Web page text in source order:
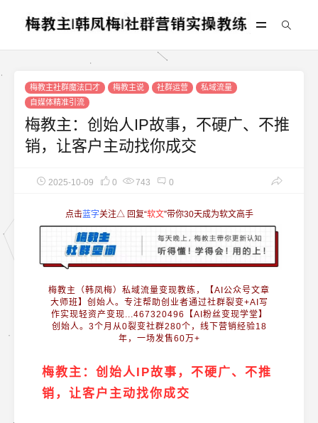
梅教主社群魔法口才 梅教主说 社群运营
私域流量
自媒体精准引流
梅教主：创始人IP故事，不硬广、不推
销，让客户主动找你成交
2025-10-09 0 743 0
点击蓝字关注△ 回复“软文”带你30天成为软文高手
梅教主（韩凤梅） 私域流量变现教练，【AI公众号文章
大师班】创始人。专注帮助创业者通过社群裂变+AI写
作实现轻资产变现...467320496【AI粉丝变现学堂】
创始人。3个月从0裂变社群280个，线下营销经验18
年，一场发售60万+
梅教主： 创始人IP故事，不硬广、不推
销，让客户主动找你成交